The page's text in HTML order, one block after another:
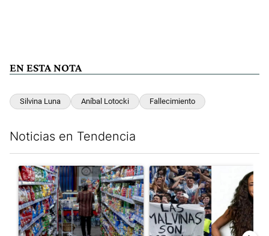
EN ESTA NOTA
Silvina Luna Aníbal Lotocki Fallecimiento
Noticias en Tendencia
Un artículo de tendencia con el título "La inflación en CABA
Un artículo de tendencia con